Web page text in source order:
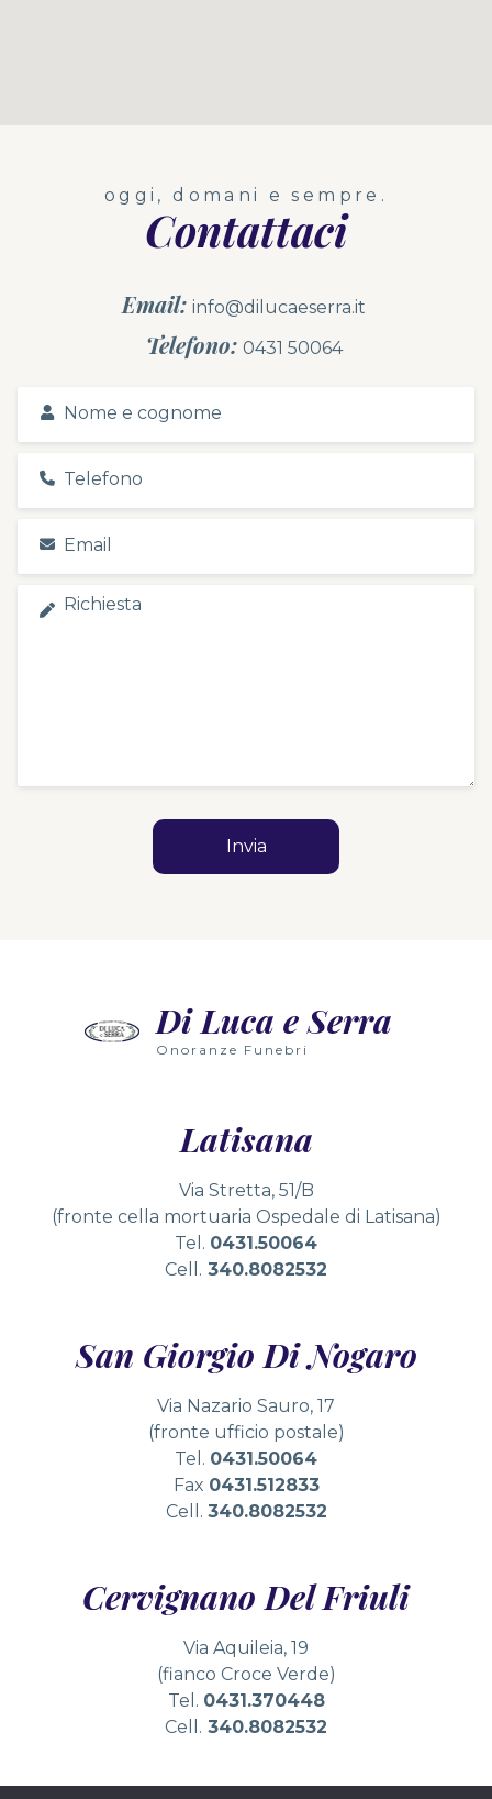
oggi, domani e sempre.
Contattaci
Email: info@dilucaeserra.it
Telefono: 0431 50064
Di Luca e Serra
Onoranze Funebri
Latisana
Via Stretta, 51/B
(fronte cella mortuaria Ospedale di Latisana)
Tel. 0431.50064
Cell. 340.8082532
San Giorgio Di Nogaro
Via Nazario Sauro, 17
(fronte ufficio postale)
Tel. 0431.50064
Fax 0431.512833
Cell. 340.8082532
Cervignano Del Friuli
Via Aquileia, 19
(fianco Croce Verde)
Tel. 0431.370448
Cell. 340.8082532